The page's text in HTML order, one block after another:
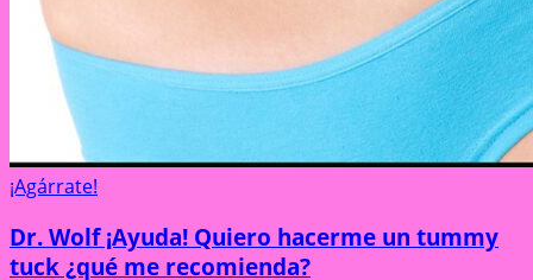
¡Agárrate!
Dr. Wolf ¡Ayuda! Quiero hacerme un tummy
tuck ¿qué me recomienda?